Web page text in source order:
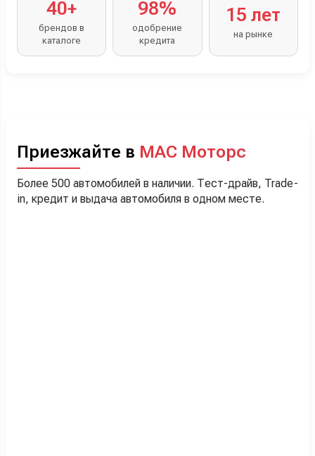
40+
брендов в
каталоге
98%
одобрение
кредита
15 лет
на рынке
Приезжайте в МАС Моторс
Более 500 автомобилей в наличии. Тест-драйв, Trade-
in, кредит и выдача автомобиля в одном месте.